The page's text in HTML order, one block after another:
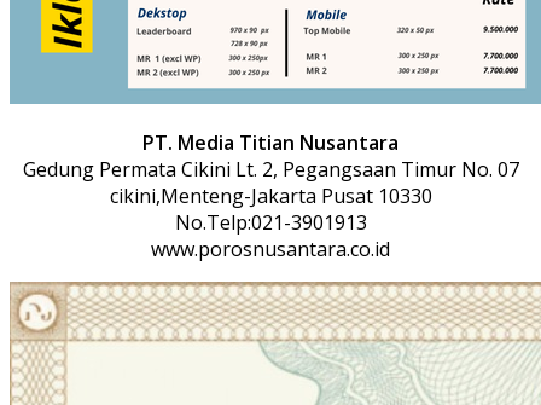
PT. Media Titian Nusantara
Gedung Permata Cikini Lt. 2, Pegangsaan Timur No. 07
cikini,Menteng-Jakarta Pusat 10330
No.Telp:021-3901913
www.porosnusantara.co.id